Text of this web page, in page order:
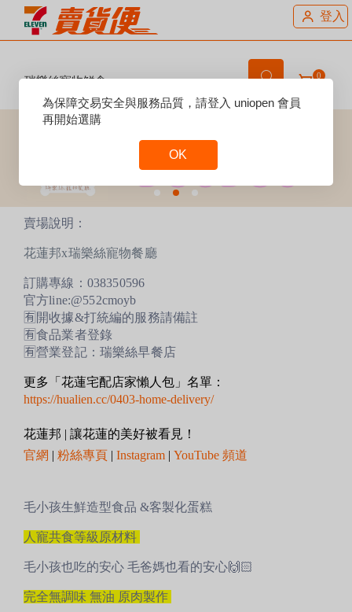
登入
瑞樂絲寵物鮮食 0
賣場說明：
花蓮邦x瑞樂絲寵物餐廳
訂購專線：038350596
官方line:@552cmoyb
🈶️開收據&打統編的服務請備註
🈶️食品業者登錄
🈶️營業登記：瑞樂絲早餐店
更多「花蓮宅配店家懶人包」名單：
https://hualien.cc/0403-home-delivery/
花蓮邦 | 讓花蓮的美好被看見！
官網 | 粉絲專頁 | Instagram | YouTube 頻道
毛小孩生鮮造型食品 &客製化蛋糕
人寵共食等級原材料
毛小孩也吃的安心 毛爸媽也看的安心🙌🏻
完全無調味 無油 原肉製作
Reset
Focus
為保障交易安全與服務品質，請登入 uniopen 會員
再開始選購
OK
Focus